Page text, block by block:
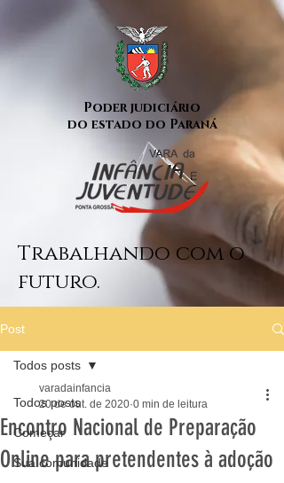
Poder judiciário
do estado do Paraná
Trabalhando com o
futuro.
Post
Todos posts
Começar
Sua comunidade
Todos posts
Encontro Nacional de Preparação
Online para pretendentes à adoção
varadainfancia
20 de out. de 2020 0 min de leitura